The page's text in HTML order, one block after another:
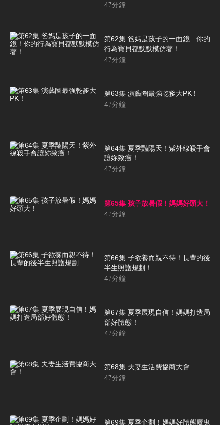
47分鐘
第62集 爸媽是孩子的一面鏡！你的
行為寶貝都默默模仿著！
47分鐘
第63集 演藝圈最強乾爹大PK！
47分鐘
第64集 夏季豔陽天！紫外線殺手會
讓妳致癌！
47分鐘
第65集 孩子放暑假！媽媽好頭大！
47分鐘
第66集 子欲養而親不待！長輩的後
半生照護規劃！
47分鐘
第67集 夏季展現自信！媽媽打造局
部好體態！
47分鐘
第68集 夫妻生活費協商大會！
47分鐘
第69集 夏季企劃！媽媽好體態魔鬼